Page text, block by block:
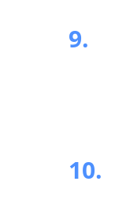
9.
10.